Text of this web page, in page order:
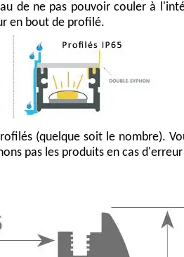
de ne pas pouvoir couler à
en bout de profilé.
(quelque soit le nombre).
pas les produits en cas